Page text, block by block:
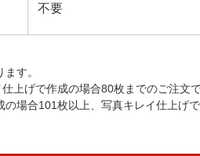
不要
す。
げで作成の場合80枚までのご注文
場合101枚以上、写真キレイ仕上げ